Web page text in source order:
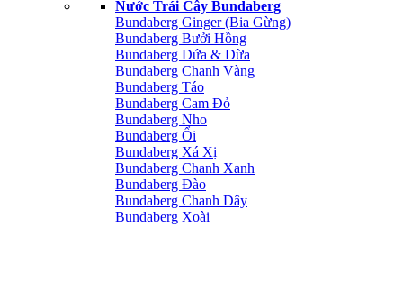
Nước Trái Cây Bundaberg
Bundaberg Ginger (Bia Gừng)
Bundaberg Bưởi Hồng
Bundaberg Dứa & Dừa
Bundaberg Chanh Vàng
Bundaberg Táo
Bundaberg Cam Đỏ
Bundaberg Nho
Bundaberg Ổi
Bundaberg Xá Xị
Bundaberg Chanh Xanh
Bundaberg Đào
Bundaberg Chanh Dây
Bundaberg Xoài